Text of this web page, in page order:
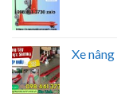
Xe